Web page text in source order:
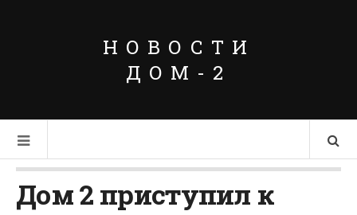
НОВОСТИ
ДОМ-2
Дом 2 приступил к